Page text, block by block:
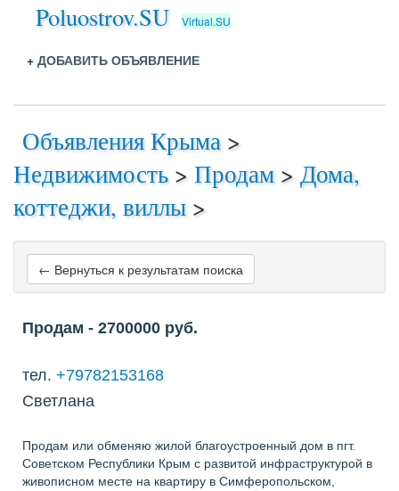
Poluostrov.SU Virtual.SU
+ ДОБАВИТЬ ОБЪЯВЛЕНИЕ
Объявления Крыма >
Недвижимость> Продам > Дома,
коттеджи, виллы >
← Вернуться к результатам поиска
Продам - 2700000 руб.
тел. +79782153168
Светлана
Продам или обменяю жилой благоустроенный дом в пгт.
Советском Республики Крым с развитой инфраструктурой в
живописном месте на квартиру в Симферопольском,